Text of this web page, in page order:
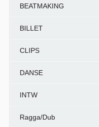
BEATMAKING
BILLET
CLIPS
DANSE
INTW
Ragga/Dub